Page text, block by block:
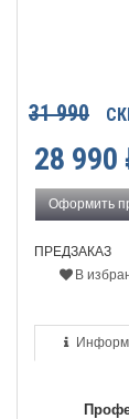
31 990
28 990
Оформить
ПРЕДЗАКАЗ
В